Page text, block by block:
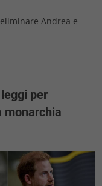
Andrea e
per
monarchia